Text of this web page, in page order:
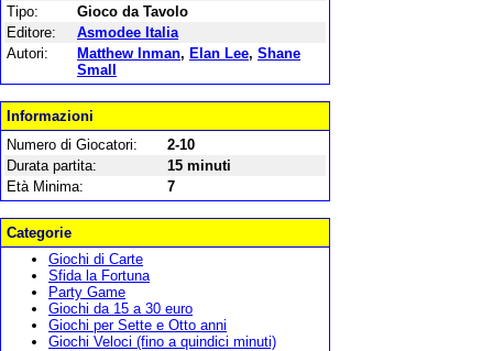
Tipo:
Gioco da Tavolo
Editore:
Asmodee Italia
Autori:
Matthew Inman, Elan Lee, Shane
Small
Informazioni
Numero di Giocatori:
2-10
Durata partita:
15 minuti
Età Minima:
7
Categorie
Giochi di Carte
Sfida la Fortuna
Party Game
Giochi da 15 a 30 euro
Giochi per Sette e Otto anni
Giochi Veloci (fino a quindici minuti)